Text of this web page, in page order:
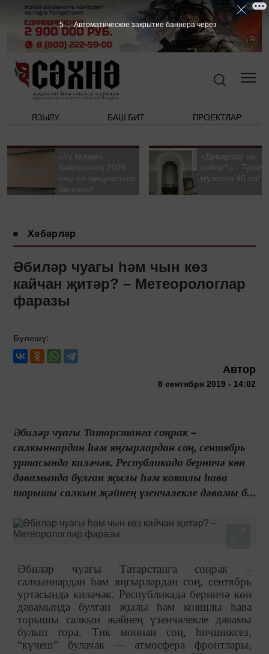
ЯЗЫЛУ БАШ БИТ ПРОЕКТЛАР
«Үз телем»
бәйгесенең 2026
нчы ел җиңүчеләре
билгеле!
«Диварлар ни
сөйли?» - Тукай
музеена 40 ел!
Хәбәрләр
Әбиләр чуагы һәм чын көз
кайчан җитәр? – Метеорологлар
фаразы
Бүлешү:
Автор
8 сентября 2019 - 14:02
Әбиләр чуагы Татарстанга соңрак –
салкыннардан һәм яңгырлардан соң, сентябрь
уртасында киләчәк. Республикада берничә көн
дәвамында булган җылы һәм кояшлы һава
торышы салкын җәйнең үзенчәлекле дәвамы б...
Әбиләр чуагы Татарстанга соңрак –
салкыннардан һәм яңгырлардан соң, сентябрь
уртасында киләчәк. Республикада берничә көн
дәвамында булган җылы һәм кояшлы һава
торышы салкын җәйнең үзенчәлекле дәвамы
булып тора. Тик моннан соң, һичшиксез,
“күчеш” булачак — атмосфера фронтлары,
4 Автоматическое закрытие баннера через